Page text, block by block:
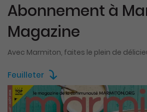
Feuilleter
Abonnement à
Magazine
Avec Marmiton, faites le plein de